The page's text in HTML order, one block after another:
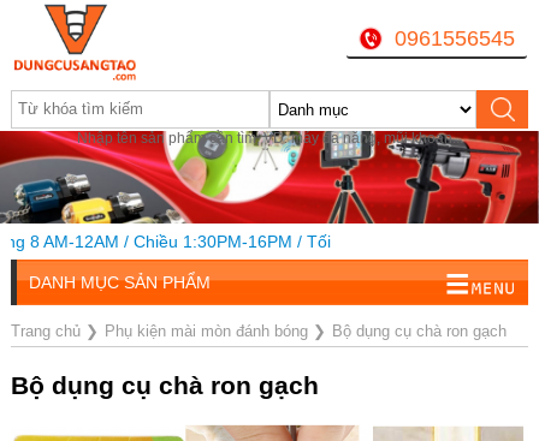
Nhập tên sản phẩm cần tìm, VD: máy đa năng, mũi khoan...
0961556545
AM-12AM / Chiều 1:30PM-16PM / Tối
DANH MỤC SẢN PHẨM
Trang chủ❯ Phụ kiện mài mòn đánh bóng❯ Bộ dụng cụ chà ron gạch
Bộ dụng cụ chà ron gạch